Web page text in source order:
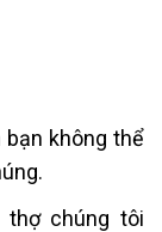
bạn không thể
thợ chúng tôi